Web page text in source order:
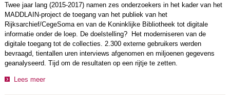
Twee jaar lang (2015-2017) namen zes onderzoekers in het kader van het
MADDLAIN-project de toegang van het publiek van het
Rijksarchief/CegeSoma en van de Koninklijke Bibliotheek tot digitale
informatie onder de loep. De doelstelling? Het moderniseren van de
digitale toegang tot de collecties. 2.300 externe gebruikers werden
bevraagd, tientallen uren interviews afgenomen en miljoenen gegevens
geanalyseerd. Tijd om de resultaten op een rijtje te zetten.
Lees meer